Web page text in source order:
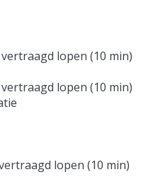
lopen (10 min)
lopen (10 min)
lopen (10 min)